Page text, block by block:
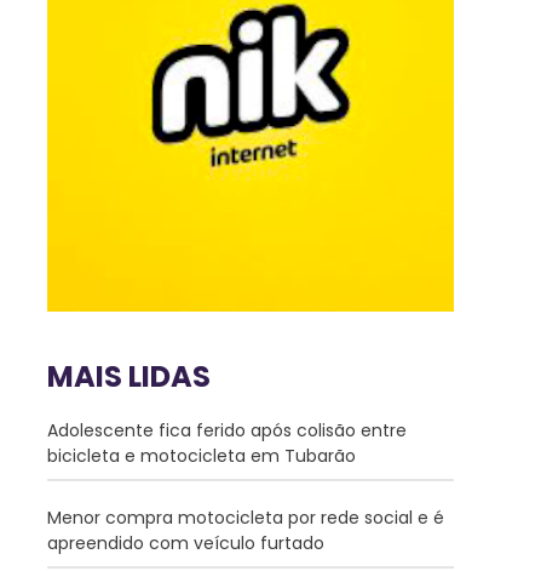
MAIS LIDAS
Adolescente fica ferido após colisão entre
bicicleta e motocicleta em Tubarão
Menor compra motocicleta por rede social e é
apreendido com veículo furtado